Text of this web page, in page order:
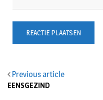
Previous article
EENSGEZIND